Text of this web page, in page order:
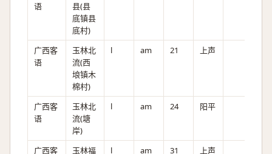
语
县(县
底镇县
底村)
广西客
语
玉林北
流(西
埌镇木
棉村)
l am 21 上声
广西客
语
玉林北
流(塘
岸)
l am 24 阳平
广西客
玉林福
l am 31 上声